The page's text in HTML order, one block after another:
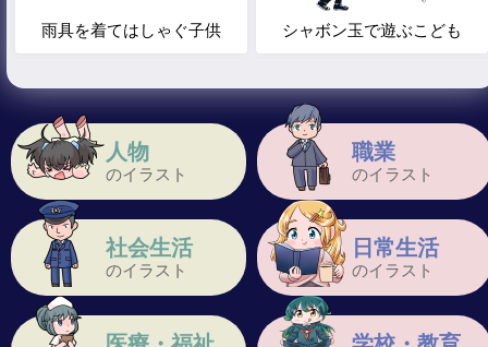
人物
のイラスト
職業
のイラスト
社会生活
のイラスト
日常生活
のイラスト
雨具を着てはしゃぐ子供 シャボン玉で遊ぶこども